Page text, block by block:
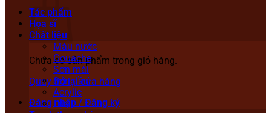
Chưa có sản phẩm trong giỏ hàng.
Quay trở lại cửa hàng
Đăng nhập / Đăng ký
Tác phẩm
Họa sĩ
Chất liệu
Màu nước
Gouache
Sơn mài
Sơn dầu
Acrylic
Lụa